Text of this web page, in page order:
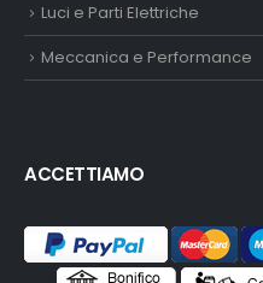
Luci e Parti Elettriche
Meccanica e Performance
ACCETTIAMO